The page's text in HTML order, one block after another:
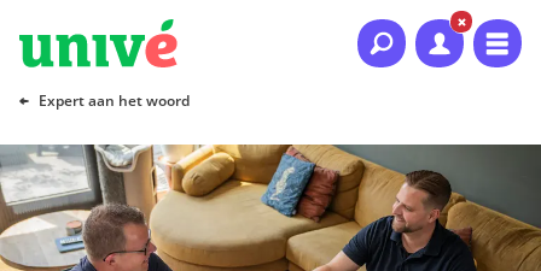
Naar hoofdinhoud
Naar hoofdnavigatie
Naar footer
Expert aan het woord